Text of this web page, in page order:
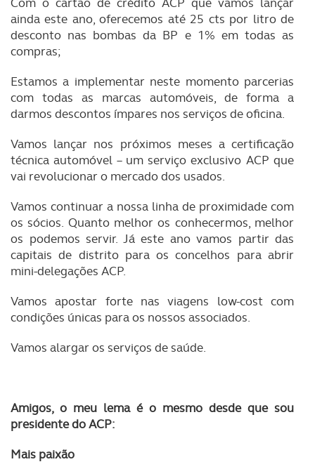
O ACP garantirá que as transferências internacionais de
consentimento e quando tal se afigure estritamente
necessário no contexto dos serviços a prestar.
Realçamos que o bloqueio de certo tipo de Cookies e
experiência de navegação no Website e nos serviços
disponibilizados.
ainda este ano, oferecemos até 25 cts por litro de
desconto nas bombas da BP e 1% em todas as
compras;
Estamos a implementar neste momento parcerias
com todas as marcas automóveis, de forma a
darmos descontos ímpares nos serviços de oficina.
Vamos lançar nos próximos meses a certificação
técnica automóvel – um serviço exclusivo ACP que
vai revolucionar o mercado dos usados.
Vamos continuar a nossa linha de proximidade com
os sócios. Quanto melhor os conhecermos, melhor
os podemos servir. Já este ano vamos partir das
capitais de distrito para os concelhos para abrir
mini-delegações ACP.
Vamos apostar forte nas viagens low-cost com
condições únicas para os nossos associados.
Vamos alargar os serviços de saúde.
Amigos, o meu lema é o mesmo desde que sou
presidente do ACP:
Mais paixão